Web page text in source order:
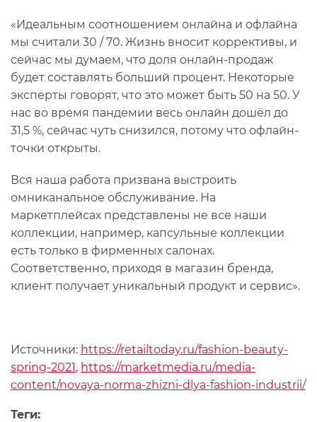
«Идеальным соотношением онлайна и офлайна
мы считали 30 / 70. Жизнь вносит коррективы, и
сейчас мы думаем, что доля онлайн-продаж
будет составлять больший процент. Некоторые
эксперты говорят, что это может быть 50 на 50. У
нас во время пандемии весь онлайн дошёл до
31,5 %, сейчас чуть снизился, потому что офлайн-
точки открыты.
Вся наша работа призвана выстроить
омниканальное обслуживание. На
маркетплейсах представлены не все наши
коллекции, например, капсульные коллекции
есть только в фирменных салонах.
Соответственно, приходя в магазин бренда,
клиент получает уникальный продукт и сервис».
Источники: https://retailtoday.ru/fashion-beauty-
spring-2021, https://marketmedia.ru/media-
content/novaya-norma-zhizni-dlya-fashion-industrii/
Теги: